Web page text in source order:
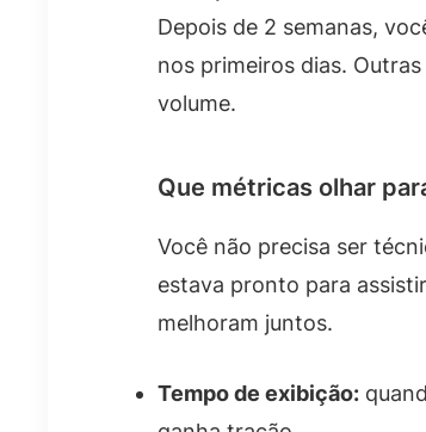
Depois de 2 semanas,
nos primeiros dias.
volume.
Que métricas olhar
Você não precisa ser
estava pronto para
melhoram juntos.
Tempo de exibição: